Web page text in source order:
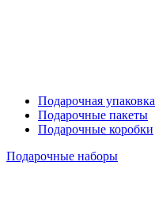
Подарочная упаковка
Подарочные пакеты
Подарочные коробки
Подарочные наборы